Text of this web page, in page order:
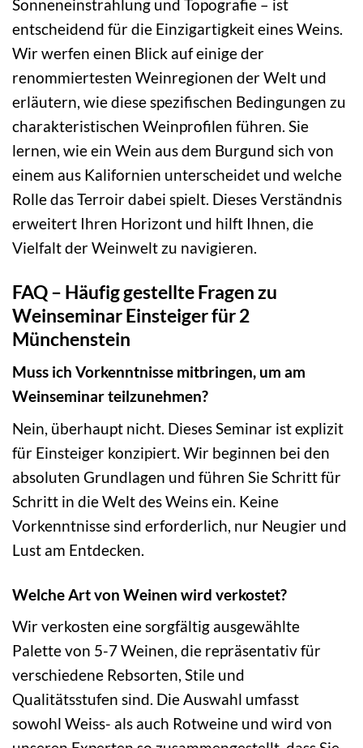
Sonneneinstrahlung und Topografie – ist
entscheidend für die Einzigartigkeit eines Weins.
Wir werfen einen Blick auf einige der
renommiertesten Weinregionen der Welt und
erläutern, wie diese spezifischen Bedingungen zu
charakteristischen Weinprofilen führen. Sie
lernen, wie ein Wein aus dem Burgund sich von
einem aus Kalifornien unterscheidet und welche
Rolle das Terroir dabei spielt. Dieses Verständnis
erweitert Ihren Horizont und hilft Ihnen, die
Vielfalt der Weinwelt zu navigieren.
FAQ – Häufig gestellte Fragen zu
Weinseminar Einsteiger für 2
Münchenstein
Muss ich Vorkenntnisse mitbringen, um am
Weinseminar teilzunehmen?
Nein, überhaupt nicht. Dieses Seminar ist explizit
für Einsteiger konzipiert. Wir beginnen bei den
absoluten Grundlagen und führen Sie Schritt für
Schritt in die Welt des Weins ein. Keine
Vorkenntnisse sind erforderlich, nur Neugier und
Lust am Entdecken.
Welche Art von Weinen wird verkostet?
Wir verkosten eine sorgfältig ausgewählte
Palette von 5-7 Weinen, die repräsentativ für
verschiedene Rebsorten, Stile und
Qualitätsstufen sind. Die Auswahl umfasst
sowohl Weiss- als auch Rotweine und wird von